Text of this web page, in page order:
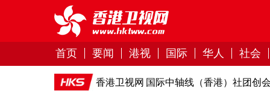
首页 要闻 港视 国际 华人 社会
香港卫视网 国际中轴线（香港）社团创